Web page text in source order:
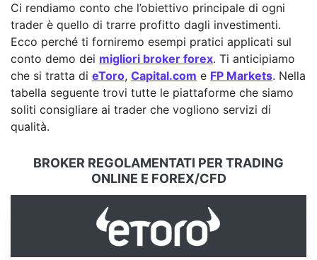
Ci rendiamo conto che l’obiettivo principale di ogni
trader è quello di trarre profitto dagli investimenti.
Ecco perché ti forniremo esempi pratici applicati sul
conto demo dei migliori broker forex. Ti anticipiamo
che si tratta di eToro, Capital.com e FP Markets. Nella
tabella seguente trovi tutte le piattaforme che siamo
soliti consigliare ai trader che vogliono servizi di
qualità.
BROKER REGOLAMENTATI PER TRADING
ONLINE E FOREX/CFD